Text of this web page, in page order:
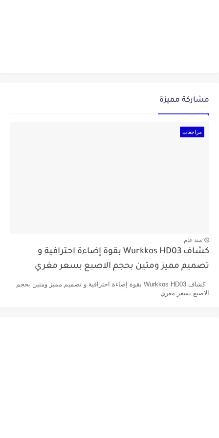
مشاركة مميزة
مراجعات
منذ عام
كشاف Wurkkos HD03 بقوة إضاءة احترافية و
تصميم مميز ومتين بحجم الاصبع بسعر مغري
كشاف Wurkkos HD03 بقوة إضاءة احترافية و تصميم مميز ومتين بحجم
الاصبع بسعر مغري ...